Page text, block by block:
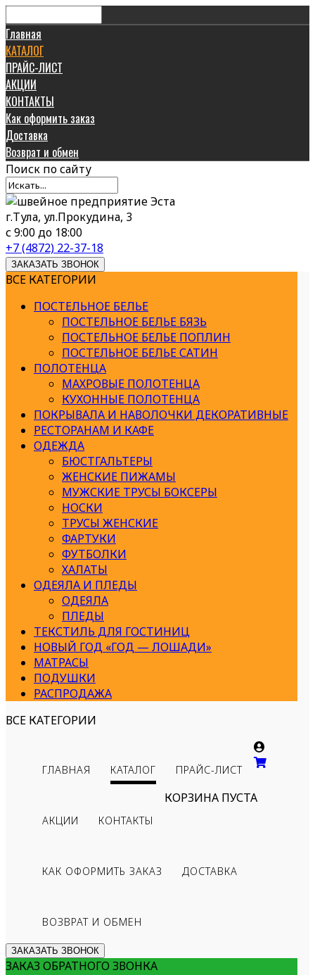
Главная
КАТАЛОГ
ПРАЙС-ЛИСТ
АКЦИИ
КОНТАКТЫ
Как оформить заказ
Доставка
Возврат и обмен
Поиск по сайту
г.Тула, ул.Прокудина, 3
с 9:00 до 18:00
+7 (4872) 22-37-18
ЗАКАЗАТЬ ЗВОНОК
ВСЕ КАТЕГОРИИ
ПОСТЕЛЬНОЕ БЕЛЬЕ
ПОСТЕЛЬНОЕ БЕЛЬЕ БЯЗЬ
ПОСТЕЛЬНОЕ БЕЛЬЕ ПОПЛИН
ПОСТЕЛЬНОЕ БЕЛЬЕ САТИН
ПОЛОТЕНЦА
МАХРОВЫЕ ПОЛОТЕНЦА
КУХОННЫЕ ПОЛОТЕНЦА
ПОКРЫВАЛА И НАВОЛОЧКИ ДЕКОРАТИВНЫЕ
РЕСТОРАНАМ И КАФЕ
ОДЕЖДА
БЮСТГАЛЬТЕРЫ
ЖЕНСКИЕ ПИЖАМЫ
МУЖСКИЕ ТРУСЫ БОКСЕРЫ
НОСКИ
ТРУСЫ ЖЕНСКИЕ
ФАРТУКИ
ФУТБОЛКИ
ХАЛАТЫ
ОДЕЯЛА И ПЛЕДЫ
ОДЕЯЛА
ПЛЕДЫ
ТЕКСТИЛЬ ДЛЯ ГОСТИНИЦ
НОВЫЙ ГОД «ГОД — ЛОШАДИ»
МАТРАСЫ
ПОДУШКИ
РАСПРОДАЖА
ВСЕ КАТЕГОРИИ
ГЛАВНАЯ КАТАЛОГ ПРАЙС-ЛИСТ
АКЦИИ КОНТАКТЫ
КАК ОФОРМИТЬ ЗАКАЗ ДОСТАВКА
ВОЗВРАТ И ОБМЕН
КОРЗИНА ПУСТА
ЗАКАЗАТЬ ЗВОНОК
ЗАКАЗ ОБРАТНОГО ЗВОНКА